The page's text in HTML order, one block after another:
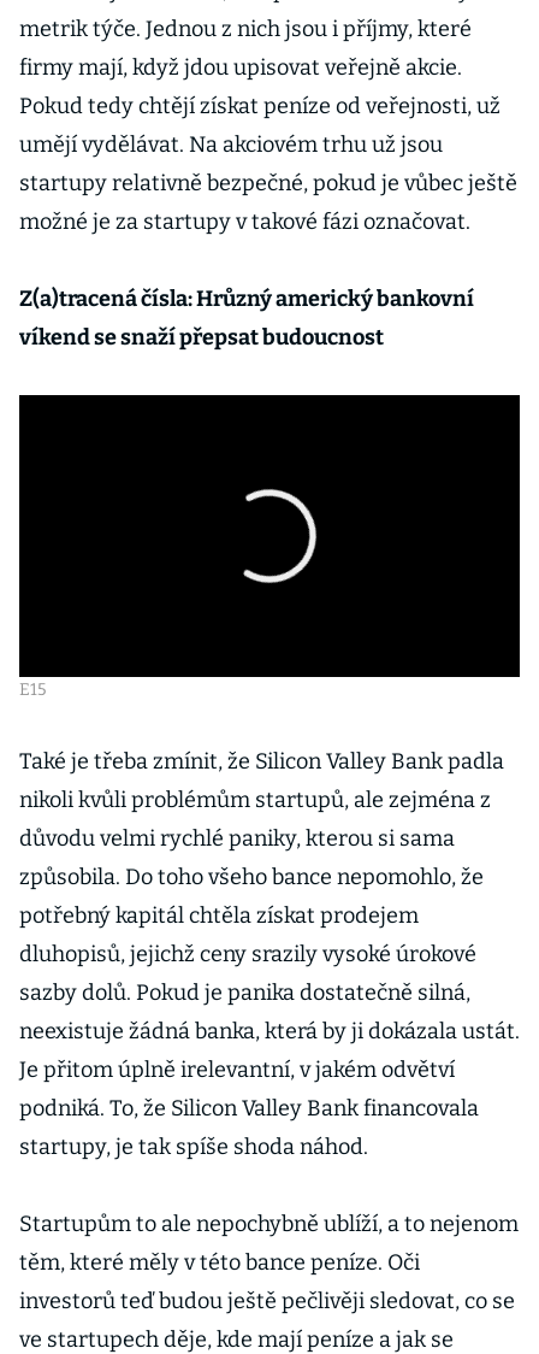
metrik týče. Jednou z nich jsou i příjmy, které
firmy mají, když jdou upisovat veřejně akcie.
Pokud tedy chtějí získat peníze od veřejnosti, už
umějí vydělávat. Na akciovém trhu už jsou
startupy relativně bezpečné, pokud je vůbec ještě
možné je za startupy v takové fázi označovat.
Z(a)tracená čísla: Hrůzný americký bankovní
víkend se snaží přepsat budoucnost
E15
Také je třeba zmínit, že Silicon Valley Bank padla
nikoli kvůli problémům startupů, ale zejména z
důvodu velmi rychlé paniky, kterou si sama
způsobila. Do toho všeho bance nepomohlo, že
potřebný kapitál chtěla získat prodejem
dluhopisů, jejichž ceny srazily vysoké úrokové
sazby dolů. Pokud je panika dostatečně silná,
neexistuje žádná banka, která by ji dokázala ustát.
Je přitom úplně irelevantní, v jakém odvětví
podniká. To, že Silicon Valley Bank financovala
startupy, je tak spíše shoda náhod.
Startupům to ale nepochybně ublíží, a to nejenom
těm, které měly v této bance peníze. Oči
investorů teď budou ještě pečlivěji sledovat, co se
ve startupech děje, kde mají peníze a jak se